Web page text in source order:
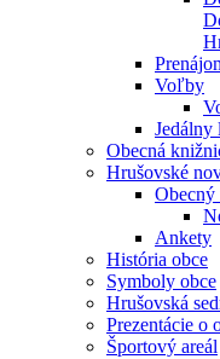
Voľby
Jedálny
Obecná
Hrušovské
Obecný
Ankety
História obce
Symboly obce
Hrušovská
Prezentácie o
Športový areál